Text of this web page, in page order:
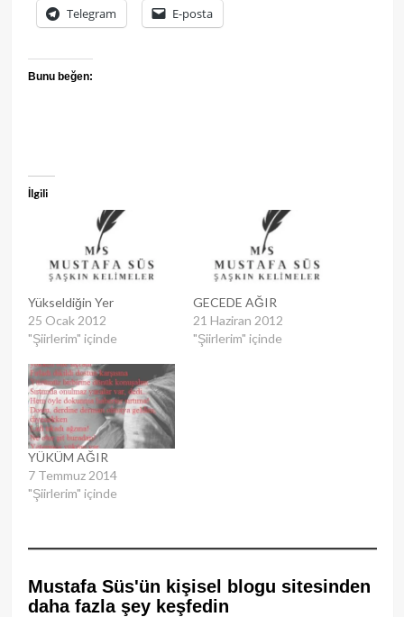
Telegram E-posta
Bunu beğen:
İlgili
Yükseldiğin Yer
25 Ocak 2012
"Şiirlerim" içinde
GECEDE AĞIR
21 Haziran 2012
"Şiirlerim" içinde
YÜKÜM AĞIR
7 Temmuz 2014
"Şiirlerim" içinde
Mustafa Süs'ün kişisel blogu sitesinden
daha fazla şey keşfedin